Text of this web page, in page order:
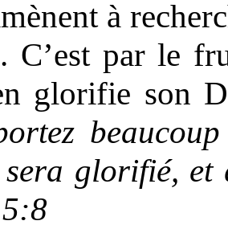
à
C’est par le
glorifie son
glorifié, et